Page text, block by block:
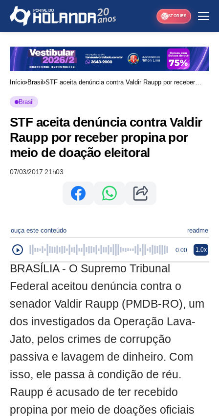
STORIES
Início Brasil STF aceita denúncia contra Valdir Raupp por receber
Brasil
STF aceita denúncia contra Valdir
Raupp por receber propina por
meio de doação eleitoral
07/03/2017 21h03
ouça este conteúdo readme
0:00 1.0x
BRASÍLIA - O Supremo Tribunal
Federal aceitou denúncia contra o
senador Valdir Raupp (PMDB-RO), um
dos investigados da Operação Lava-
Jato, pelos crimes de corrupção
passiva e lavagem de dinheiro. Com
isso, ele passa à condição de réu.
Raupp é acusado de ter recebido
propina por meio de doações oficiais